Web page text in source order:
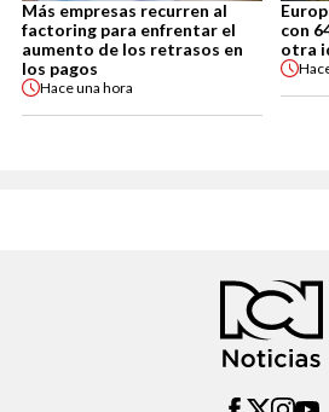
Más empresas recurren al
factoring para enfrentar el
aumento de los retrasos en
los pagos
Haceuna hora
con
otra